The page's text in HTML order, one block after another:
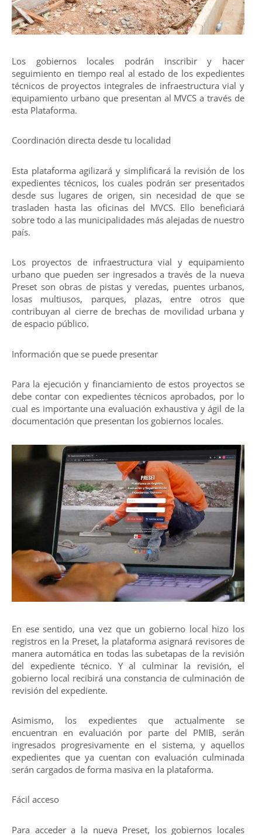
Los gobiernos locales podrán inscribir y hacer
seguimiento en tiempo real al estado de los expedientes
técnicos de proyectos integrales de infraestructura vial y
equipamiento urbano que presentan al MVCS a través de
esta Plataforma.
Coordinación directa desde tu localidad
Esta plataforma agilizará y simplificará la revisión de los
expedientes técnicos, los cuales podrán ser presentados
desde sus lugares de origen, sin necesidad de que se
trasladen hasta las oficinas del MVCS. Ello beneficiará
sobre todo a las municipalidades más alejadas de nuestro
país.
Los proyectos de infraestructura vial y equipamiento
urbano que pueden ser ingresados a través de la nueva
Preset son obras de pistas y veredas, puentes urbanos,
losas multiusos, parques, plazas, entre otros que
contribuyan al cierre de brechas de movilidad urbana y
de espacio público.
Información que se puede presentar
Para la ejecución y financiamiento de estos proyectos se
debe contar con expedientes técnicos aprobados, por lo
cual es importante una evaluación exhaustiva y ágil de la
documentación que presentan los gobiernos locales.
En ese sentido, una vez que un gobierno local hizo los
registros en la Preset, la plataforma asignará revisores de
manera automática en todas las subetapas de la revisión
del expediente técnico. Y al culminar la revisión, el
gobierno local recibirá una constancia de culminación de
revisión del expediente.
Asimismo, los expedientes que actualmente se
encuentran en evaluación por parte del PMIB, serán
ingresados progresivamente en el sistema, y aquellos
expedientes que ya cuentan con evaluación culminada
serán cargados de forma masiva en la plataforma.
Fácil acceso
Para acceder a la nueva Preset, los gobiernos locales